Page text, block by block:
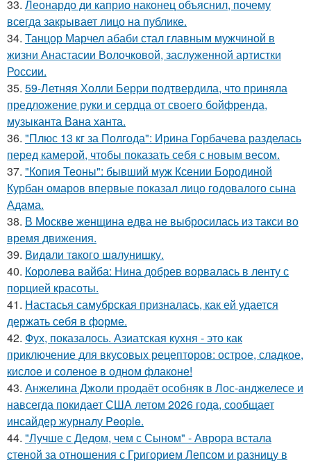
33. Леонардо ди каприо наконец объяснил, почему
всегда закрывает лицо на публике.
34. Танцор Марчел абаби стал главным мужчиной в
жизни Анастасии Волочковой, заслуженной артистки
России.
35. 59-Летняя Холли Берри подтвердила, что приняла
предложение руки и сердца от своего бойфренда,
музыканта Вана ханта.
36. "Плюс 13 кг за Полгода": Ирина Горбачева разделась
перед камерой, чтобы показать себя с новым весом.
37. "Копия Теоны": бывший муж Ксении Бородиной
Курбан омаров впервые показал лицо годовалого сына
Адама.
38. В Москве женщина едва не выбросилась из такси во
время движения.
39. Видaли тaкого шaлунишку.
40. Королева вайба: Нина добрев ворвалась в ленту с
порцией красоты.
41. Настасья самубрская призналась, как ей удается
держать себя в форме.
42. Фух, показалось. Азиатская кухня - это как
приключение для вкусовых рецепторов: острое, сладкое,
кислое и соленое в одном флаконе!
43. Анжелина Джоли продаёт особняк в Лос-анджелесе и
навсегда покидает США летом 2026 года, сообщает
инсайдер журналу People.
44. "Лучше с Дедом, чем с Сыном" - Аврора встала
стеной за отношения с Григорием Лепсом и разницу в